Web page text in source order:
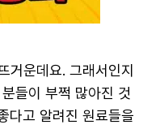
거운데요. 그래서인지
들이 부쩍 많아진 것
다고 알려진 원료들을